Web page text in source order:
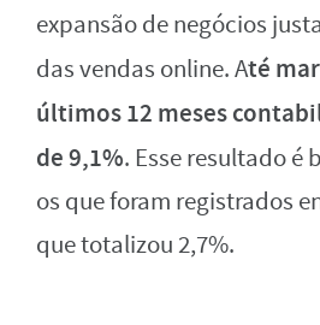
expansão de negócios
das vendas online. Até
últimos 12 meses
de 9,1%. Esse resultado é
os que foram registrados
que totalizou 2,7%.